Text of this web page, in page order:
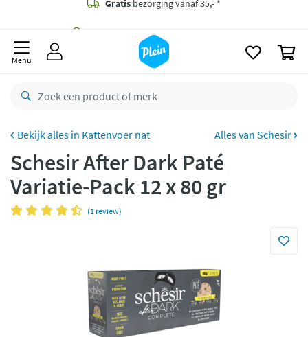
Bestelling uiterlijkmaandag
retourneren
CO2 neutraal
Betaal met Klarna
Menu
Kattenvoer nat Alles van Schesir
Schesir After Dark Paté
Variatie-Pack 12 x 80 gr
(1 review)